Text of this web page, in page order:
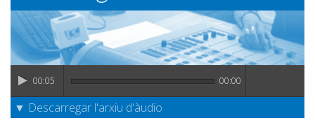
Vídeos
Graella
Publicitat
00:05 00:00
▼ Descarregar l'arxiu d'àudio